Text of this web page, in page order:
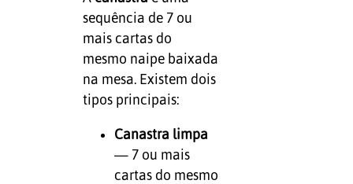
sequência de 7 ou
mais cartas do
mesmo naipe baixada
na mesa. Existem dois
tipos principais:
Canastra limpa
— 7 ou mais
cartas do mesmo